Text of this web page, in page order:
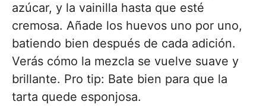
azúcar, y la vainilla hasta que esté
cremosa. Añade los huevos uno por uno,
batiendo bien después de cada adición.
Verás cómo la mezcla se vuelve suave y
brillante. Pro tip: Bate bien para que la
tarta quede esponjosa.